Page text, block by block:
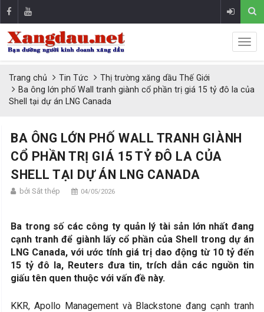
Trang chủ Tin Tức
Thị trường xăng dầu Thế Giới
Ba ông lớn phố Wall tranh giành cổ phần trị giá 15 tỷ đô la của
Shell tại dự án LNG Canada
BA ÔNG LỚN PHỐ WALL TRANH GIÀNH
CỔ PHẦN TRỊ GIÁ 15 TỶ ĐÔ LA CỦA
SHELL TẠI DỰ ÁN LNG CANADA
bởi Sắt thép 04/05/2026
Ba trong số các công ty quản lý tài sản lớn nhất đang
cạnh tranh để giành lấy cổ phần của Shell trong dự án
LNG Canada, với ước tính giá trị dao động từ 10 tỷ đến
15 tỷ đô la, Reuters đưa tin, trích dẫn các nguồn tin
giấu tên quen thuộc với vấn đề này.
KKR, Apollo Management và Blackstone đang cạnh tranh